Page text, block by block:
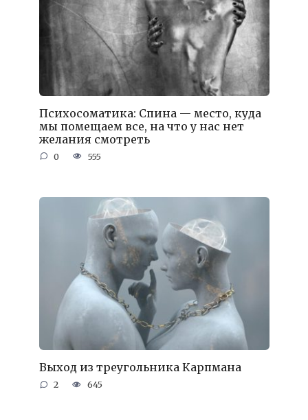
Психосоматика: Спина — место, куда
мы помещаем все, на что у нас нет
желания смотреть
0 555
Выход из треугольника Карпмана
2 645